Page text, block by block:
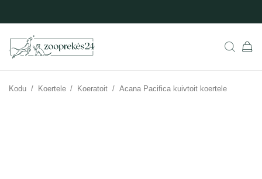
Kodu / Koertele / Koeratoit / Acana Pacifica kuivtoit koertele